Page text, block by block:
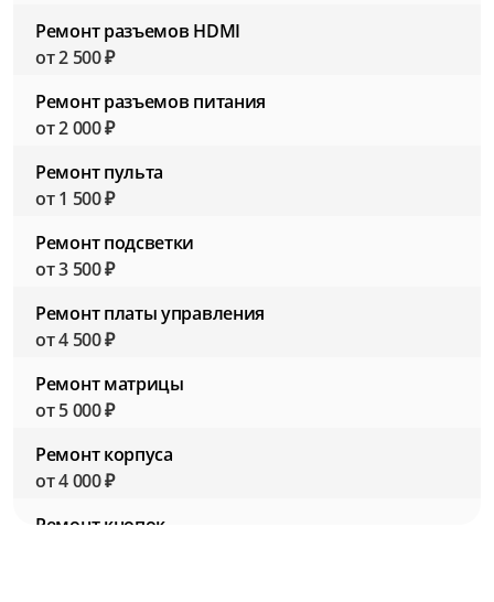
Ремонт разъемов HDMI
от 2 500 ₽
Ремонт разъемов питания
от 2 000 ₽
Ремонт пульта
от 1 500 ₽
Ремонт подсветки
от 3 500 ₽
Ремонт платы управления
от 4 500 ₽
Ремонт матрицы
от 5 000 ₽
Ремонт корпуса
от 4 000 ₽
Ремонт кнопок